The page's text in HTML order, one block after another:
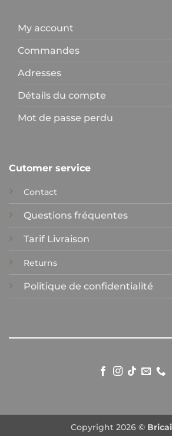
My account
Commandes
Adresses
Détails du compte
Mot de passe perdu
Cutomer service
Contact
Questions fréquentes
Tarif Livraison
Returns
Politique de confidentialité
Copyright 2026 ©